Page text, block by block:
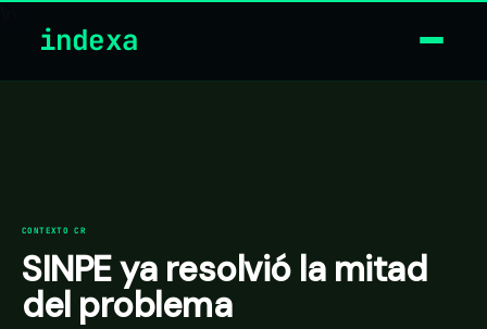
indexa
CONTEXTO CR
SINPE ya resolvió la mitad
del problema